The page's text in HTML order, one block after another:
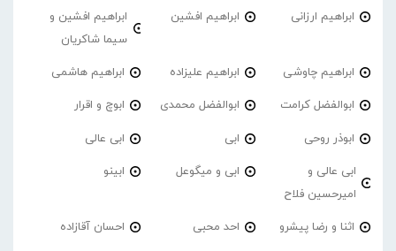
ابراهیم ارزانی ابراهیم افشین
ابراهیم افشین و
سیما شاکریان
ابراهیم چاوشی ابراهیم علیزاده ابراهیم هاشمی
ابوالفضل کرامت ابوالفضل محمدی ابوچ و اقرار
ابوذر روحی ابی ابی عالی
ابی عالی و
امیرحسین فلاح
ابی و میگوعل ابینو
اثنا و رضا پیشرو احد محبی احسان آقازاده